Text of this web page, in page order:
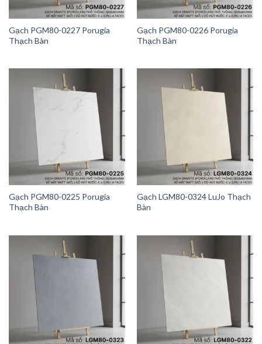
Gạch PGM80-0227 Porugia
Thạch Bàn
Gạch PGM80-0226 Porugia
Thạch Bàn
Gạch PGM80-0225 Porugia
Thạch Bàn
Gạch LGM80-0324 LuJo Thạch
Bàn